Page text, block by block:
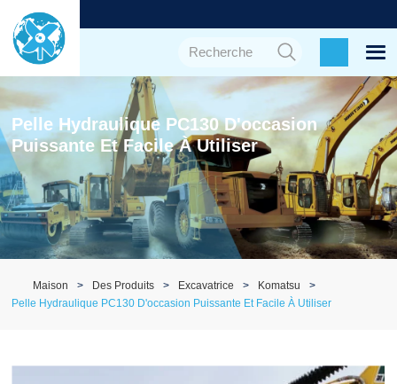
Pelle Hydraulique PC130 D'occasion
Puissante Et Facile À Utiliser
Maison Des Produits Excavatrice
Komatsu
Pelle Hydraulique PC130 D'occasion Puissante Et Facile À Utiliser